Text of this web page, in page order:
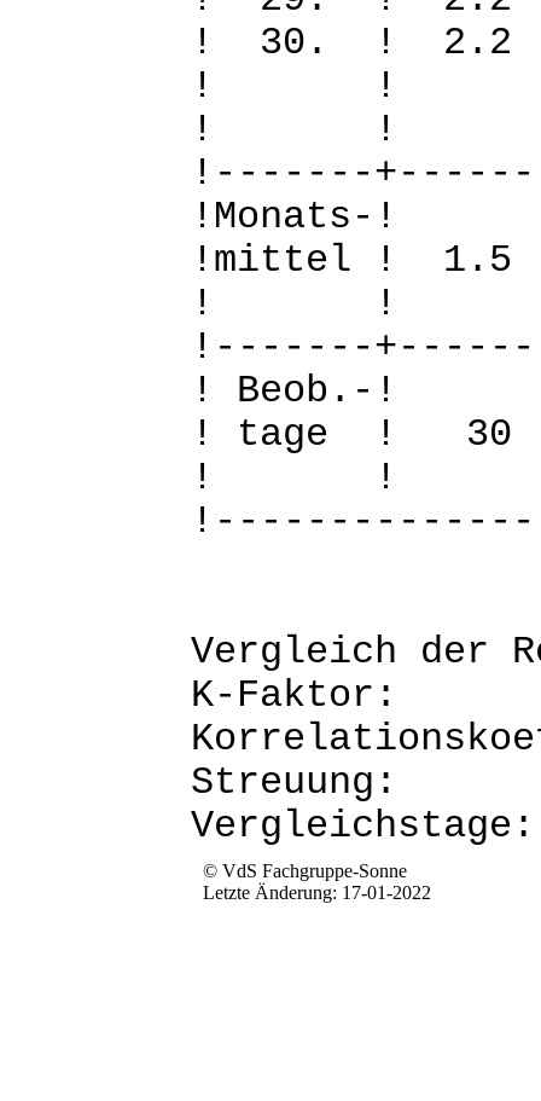
! 30. !
!
!
!-------
!mittel !
!
!-------
!
! tage !
!
Vergleich der
K-
© VdS Fachgruppe-Sonne
Letzte Änderung: 17-01-2022